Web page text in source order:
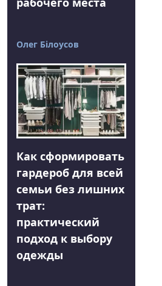
Олег Білоусов
Как сформировать
гардероб для всей
семьи без лишних
трат:
практический
подход к выбору
одежды